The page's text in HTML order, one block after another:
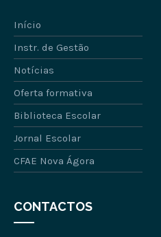
Início
Instr. de Gestão
Notícias
Oferta formativa
Biblioteca Escolar
Jornal Escolar
CFAE Nova Ágora
CONTACTOS